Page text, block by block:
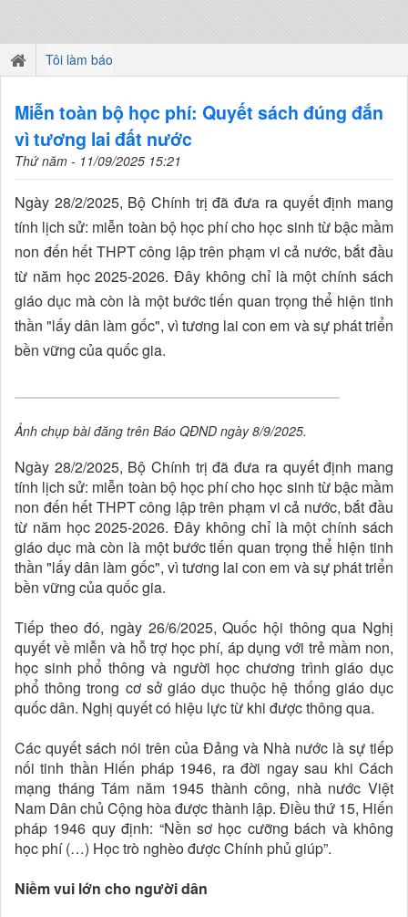
Tôi làm báo
Miễn toàn bộ học phí: Quyết sách đúng đắn
vì tương lai đất nước
Thứ năm - 11/09/2025 15:21
Ngày 28/2/2025, Bộ Chính trị đã đưa ra quyết định mang
tính lịch sử: miễn toàn bộ học phí cho học sinh từ bậc mầm
non đến hết THPT công lập trên phạm vi cả nước, bắt đầu
từ năm học 2025-2026. Đây không chỉ là một chính sách
giáo dục mà còn là một bước tiến quan trọng thể hiện tinh
thần "lấy dân làm gốc", vì tương lai con em và sự phát triển
bền vững của quốc gia.
Ảnh chụp bài đăng trên Báo QĐND ngày 8/9/2025.
Ngày 28/2/2025, Bộ Chính trị đã đưa ra quyết định mang
tính lịch sử: miễn toàn bộ học phí cho học sinh từ bậc mầm
non đến hết THPT công lập trên phạm vi cả nước, bắt đầu
từ năm học 2025-2026. Đây không chỉ là một chính sách
giáo dục mà còn là một bước tiến quan trọng thể hiện tinh
thần "lấy dân làm gốc", vì tương lai con em và sự phát triển
bền vững của quốc gia.
Tiếp theo đó, ngày 26/6/2025, Quốc hội thông qua Nghị
quyết về miễn và hỗ trợ học phí, áp dụng với trẻ mầm non,
học sinh phổ thông và người học chương trình giáo dục
phổ thông trong cơ sở giáo dục thuộc hệ thống giáo dục
quốc dân. Nghị quyết có hiệu lực từ khi được thông qua.
Các quyết sách nói trên của Đảng và Nhà nước là sự tiếp
nối tinh thần Hiến pháp 1946, ra đời ngay sau khi Cách
mạng tháng Tám năm 1945 thành công, nhà nước Việt
Nam Dân chủ Cộng hòa được thành lập. Điều thứ 15, Hiến
pháp 1946 quy định: “Nền sơ học cưỡng bách và không
học phí (…) Học trò nghèo được Chính phủ giúp”.
Niềm vui lớn cho người dân